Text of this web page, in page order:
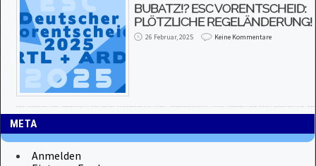
BUBATZ!? ESC VORENTSCHEID:
PLÖTZLICHE REGELÄNDERUNG!
26 Februar, 2025 Keine Kommentare
META
Anmelden